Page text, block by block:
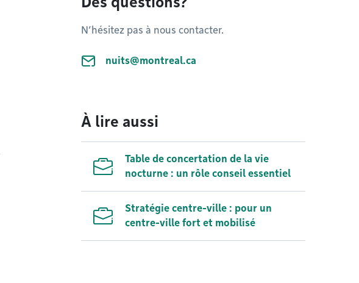
N’hésitez pas à nous contacter.
nuits@montreal.ca
À lire aussi
Table de concertation de la vie
nocturne : un rôle conseil essentiel
Stratégie centre-ville : pour un
centre-ville fort et mobilisé